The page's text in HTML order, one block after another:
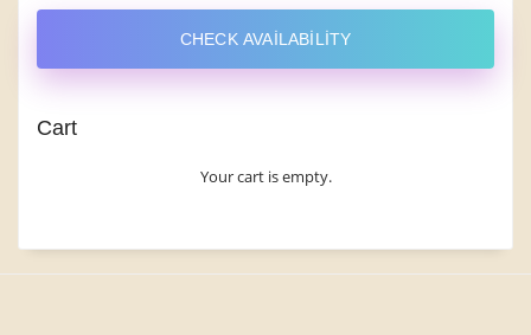
CHECK AVAILABILITY
Cart
Your cart is empty.